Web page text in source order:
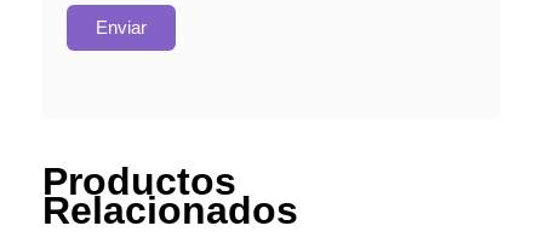
Productos
Relacionados